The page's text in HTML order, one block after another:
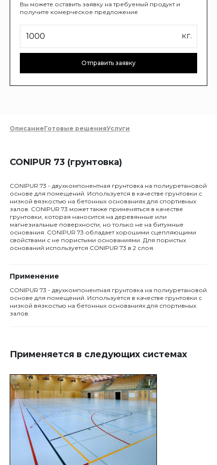
Вы можете оставить заявку на требуемый продукт и
получите комерческое предложение
кг.
Отправить заявку
ОписаниеГотовые решенияУслуги
CONIPUR 73 (грунтовка)
CONIPUR 73 - двухкомпонентная грунтовка на полиуретановой
основе для помещений. Используется в качестве грунтовки с
низкой вязкостью на бетонных основаниях для спортивных
залов. CONIPUR 73 может также применяться в качестве
грунтовки, которая наносится на деревянные или
магнезиальные поверхности, но только не на битумные
основания. CONIPUR 73 обладает хорошими сцепляющими
свойствами с не пористыми основаниями. Для пористых
оснований используется CONIPUR 73 в 2 слоя.
Применение
CONIPUR 73 - двухкомпонентная грунтовка на полиуретановой
основе для помещений. Используется в качестве грунтовки с
низкой вязкостью на бетонных основаниях для спортивных
залов.
Применяется в следующих системах